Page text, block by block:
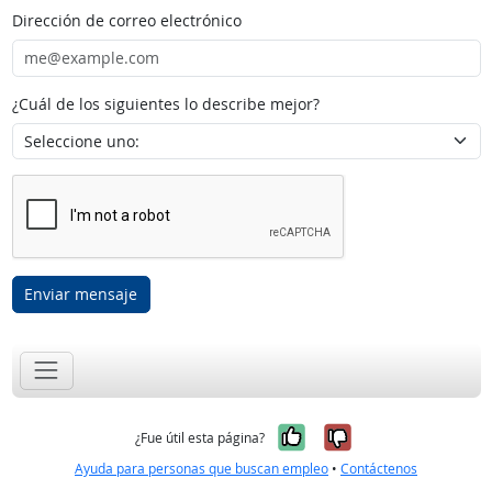
Dirección de correo electrónico
¿Cuál de los siguientes lo describe mejor?
Enviar mensaje
¿Fue útil esta página? Sí, fue útil
No, no fue
Ayuda para personas que buscan empleo • Contáctenos